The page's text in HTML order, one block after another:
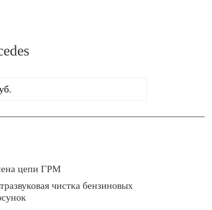
цепи ГРМ
чистка бензиновых